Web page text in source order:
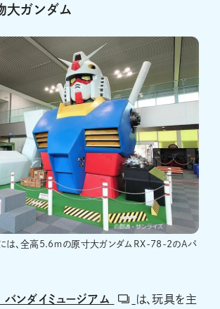
大ガンダム
には、全高5.6ｍの原寸大ガンダムRX-78-2のAパ
バンダイミュージアム
は、玩具を主